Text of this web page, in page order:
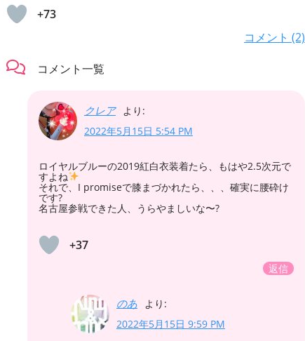
+73
コメント (2)
コメント一覧
クレア より:
2022年5月15日 5:54 PM
ロイヤルブルーの2019紅白衣装着たら、もはや2.5次元で
すよね
それで、I promiseで膝まづかれたら、、、確実に腰砕け
です?
名古屋参戦できた人、うらやましいな〜?
+37
返信
のあ より:
2022年5月15日 9:59 PM